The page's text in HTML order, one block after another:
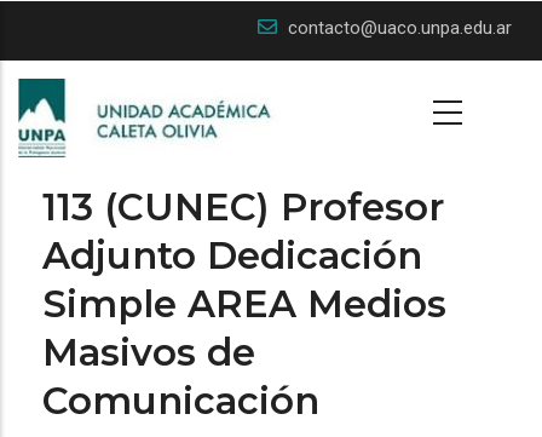
main
content
contacto@uaco.unpa.edu.ar
113 (CUNEC) Profesor
Adjunto Dedicación
Simple AREA Medios
Masivos de
Comunicación